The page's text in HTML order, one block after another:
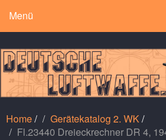
Menü
Home/ Gerätekatalog 2. WK/
Fl.23440 Dreieckrechner DR 4,